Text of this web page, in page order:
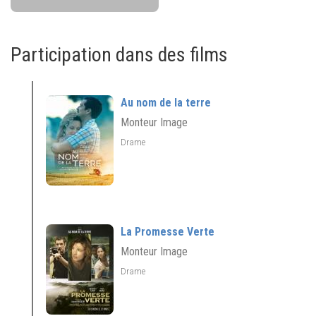
Participation dans des films
Au nom de la terre
Monteur Image
Drame
La Promesse Verte
Monteur Image
Drame